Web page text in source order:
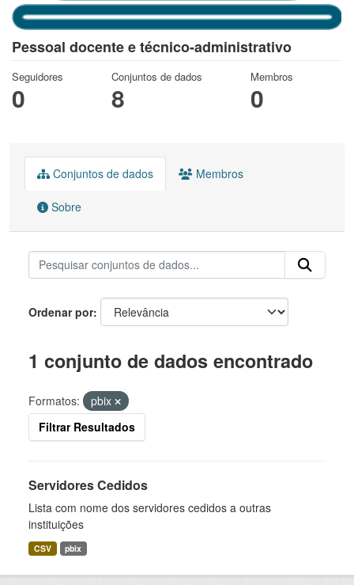
Pessoal docente e técnico-administrativo
Seguidores
0
Conjuntos de dados
8
Membros
0
Conjuntos de dados Membros
Sobre
Ordenar por
1 conjunto de dados encontrado
Formatos:
pbix
Filtrar Resultados
Servidores Cedidos
Lista com nome dos servidores cedidos a outras
instituições
CSV pbix